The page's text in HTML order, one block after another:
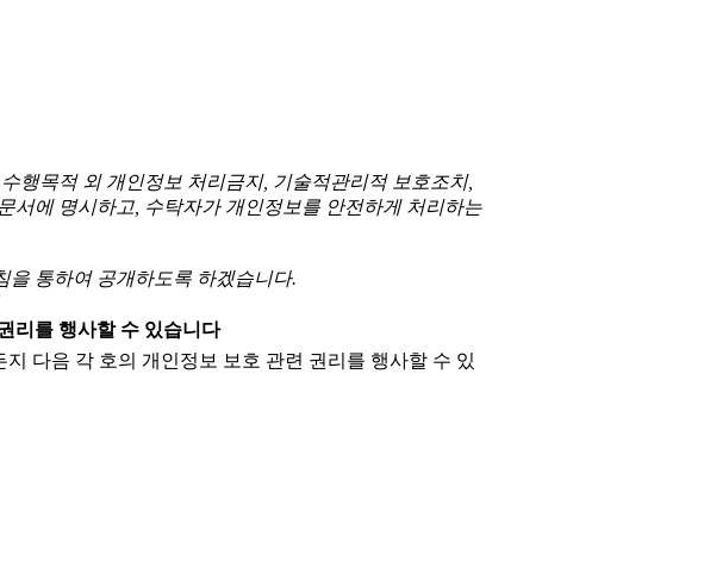
행목적 외 개인정보 처리금지, 기술적관리적 보호조치,
서에 명시하고, 수탁자가 개인정보를 안전하게 처리하는
통하여 공개하도록 하겠습니다.
리를 행사할 수 있습니다
다음 각 호의 개인정보 보호 관련 권리를 행사할 수 있